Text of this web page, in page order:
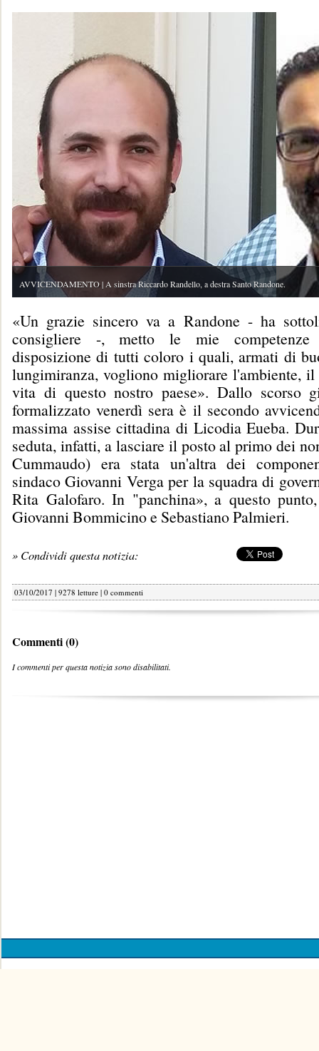
AVVICENDAMENTO | A sinstra Riccardo Randello, a destra Santo Randone.
«Un grazie sincero va a Randone - ha
consigliere -, metto le mie competenze
disposizione di tutti coloro i quali, armati di
lungimiranza, vogliono migliorare l'ambiente,
vita di questo nostro paese». Dallo scorso
formalizzato venerdì sera è il secondo
massima assise cittadina di Licodia Eueba.
seduta, infatti, a lasciare il posto al primo dei
Cummaudo) era stata un'altra dei
sindaco Giovanni Verga per la squadra di
Rita Galofaro. In "panchina», a questo
Giovanni Bommicino e Sebastiano Palmieri.
» Condividi questa notizia:
03/10/2017 | 9278 letture | 0 commenti
Commenti (0)
I commenti per questa notizia sono disabilitati.